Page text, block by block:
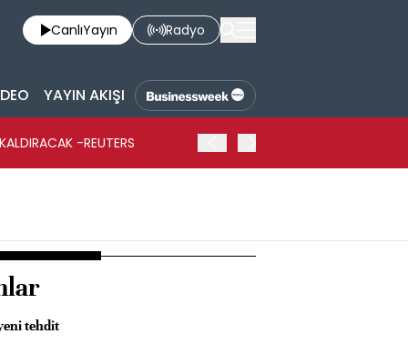
CanlıYayın Radyo
YAYIN AKIŞI
-REUTERS
tehdit